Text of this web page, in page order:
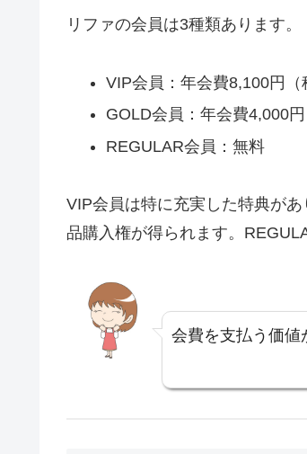
リファの会員は3種類あります。
VIP会員：年会費8,100円（
GOLD会員：年会費4,000円
REGULAR会員：無料
VIP会員は特に充実した特典が
品購入権が得られます。
会費を支払う価値